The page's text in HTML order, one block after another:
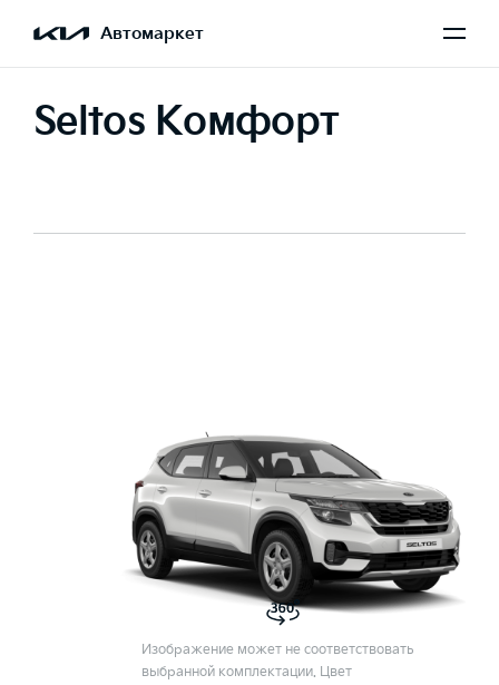
Автомаркет
Seltos Комфорт
Изображение может не соответствовать
выбранной комплектации. Цвет